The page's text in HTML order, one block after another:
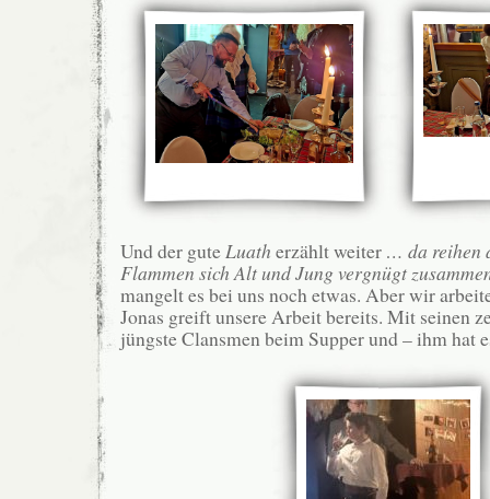
Und der gute Luath erzählt weiter … da reihen
Flammen sich Alt und Jung vergnügt
mangelt es bei uns noch etwas. Aber wir
Jonas greift unsere Arbeit bereits. Mit seinen
jüngste Clansmen beim Supper und – ihm hat